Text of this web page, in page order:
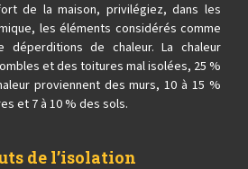
de la maison, privilégiez, dans les
les éléments considérés comme
déperditions de chaleur. La chaleur
et des toitures mal isolées, 25 %
proviennent des murs, 10 à 15 %
et 7 à 10 % des sols.
de l’isolation